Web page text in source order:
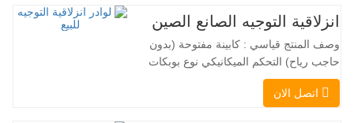
بزاوية 360 درجة، يُمكّنان من تغيير الاتجاه
بسلاسة دون انقطاع في تدفق الحمولة، مما
يجعل TOPWINMC…
انزلاقية التوجيه الصانع الصين
وصف المنتج قياسي : كابينة مفتوحة (بدون
حاجب رياح) التحكم الميكانيكي نوع بوبكات
عقبة ومقرنة سريعة ||| مضخة هيدروليكية
Danfoss الأمريكية محرك إيتون الأمريكي
اتصل الان